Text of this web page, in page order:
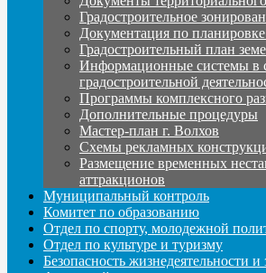
Градостроительное
Документация по
Градостроительный план
Информационные системы в
градостроительной
Программы комплексного
Дополнительные процедуры
Мастер-план г. Волхов
Схемы рекламных
Размещение временных
аттракционов
Муниципальный контроль
Комитет по образованию
Отдел по спорту, молодежной
Отдел по культуре и туризму
Безопасность жизнедеятельности